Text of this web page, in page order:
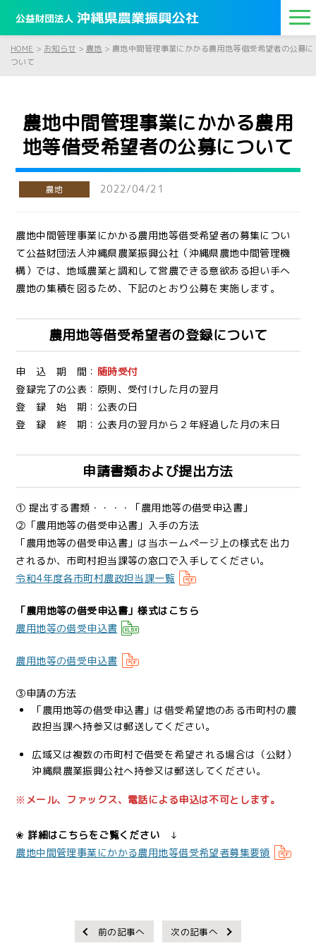
HOME > お知らせ > 農地 >農地中間管理事業にかかる農用地等借受希望者の公募に
ついて
農地中間管理事業にかかる農用
地等借受希望者の公募について
農地 2022/04/21
農地中間管理事業にかかる農用地等借受希望者の募集につい
て公益財団法人沖縄県農業振興公社（沖縄県農地中間管理機
構）では、地域農業と調和して営農できる意欲ある担い手へ
農地の集積を図るため、下記のとおり公募を実施します。
農用地等借受希望者の登録について
申 込 期 間： 随時受付
登録完了の公表：原則、受付けした月の翌月
登 録 始 期：公表の日
登 録 終 期：公表月の翌月から２年経過した月の末日
申請書類および提出方法
① 提出する書類・・・・「農用地等の借受申込書」
②「農用地等の借受申込書」入手の方法
「農用地等の借受申込書」は当ホームページ上の様式を出力
されるか、市町村担当課等の窓口で入手してください。
令和4年度各市町村農政担当課一覧
「農用地等の借受申込書」様式はこちら
農用地等の借受申込書
農用地等の借受申込書
③申請の方法
「農用地等の借受申込書」は借受希望地のある市町村の農
政担当課へ持参又は郵送してください。
広域又は複数の市町村で借受を希望される場合は（公財）
沖縄県農業振興公社へ持参又は郵送してください。
※メール、ファックス、電話による申込は不可とします。
❀ 詳細はこちらをご覧ください ↓
農地中間管理事業にかかる農用地等借受希望者募集要領
前の記事へ 次の記事へ